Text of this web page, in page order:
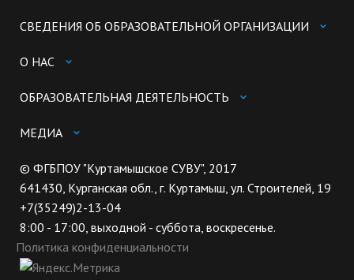
СВЕДЕНИЯ ОБ ОБРАЗОВАТЕЛЬНОЙ ОРГАНИЗАЦИИ
О НАС
ОБРАЗОВАТЕЛЬНАЯ ДЕЯТЕЛЬНОСТЬ
МЕДИА
© ФГБПОУ "Куртамышское СУВУ", 2017
641430, Курганская обл., г. Куртамыш, ул. Строителей, 19
+7(35249)2-13-04
8:00 - 17:00, выходной - суббота, воскресенье.
Политика конфиденциальности